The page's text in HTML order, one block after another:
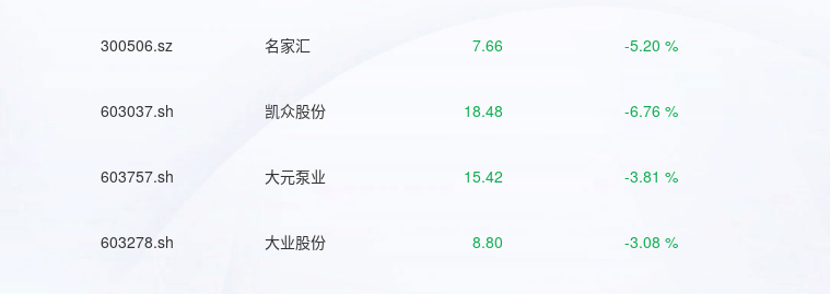
300506.sz 名家汇 7.66 -5.20 %
603037.sh 凯众股份 18.48 -6.76 %
603757.sh 大元泵业 15.42 -3.81 %
603278.sh 大业股份 8.80 -3.08 %